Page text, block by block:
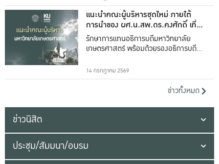
แนะนำคณะผู้บริหารชุดใหม่ ภายใต้
การนำของ ผศ.น.สพ.ดร.คงศักดิ์ เที่ยง
ธรรม
รักษาการแทนอธิการบดีมหาวิทยาลัย
เกษตรศาสตร์ พร้อมด้วยรองอธิการบดีทั้ง
14 กรกฎาคม 2569
ข่าวทั้งหมด
ข่าวนิสิต
ประชุม/สัมมนา/อบรม